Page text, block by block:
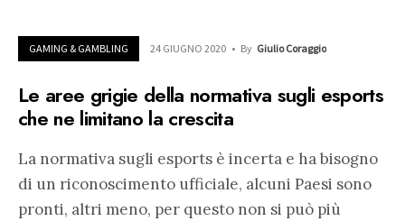
GAMING & GAMBLING 24 GIUGNO 2020 • By Giulio Coraggio
Le aree grigie della normativa sugli esports
che ne limitano la crescita
La normativa sugli esports è incerta e ha bisogno
di un riconoscimento ufficiale, alcuni Paesi sono
pronti, altri meno, per questo non si può più